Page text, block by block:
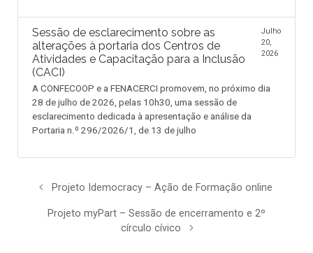
Sessão de esclarecimento sobre as
alterações à portaria dos Centros de
Atividades e Capacitação para a Inclusão
(CACI)
Julho
20,
2026
A CONFECOOP e a FENACERCI promovem, no próximo dia
28 de julho de 2026, pelas 10h30, uma sessão de
esclarecimento dedicada à apresentação e análise da
Portaria n.º 296/2026/1, de 13 de julho
Projeto Idemocracy – Ação de Formação online
Projeto myPart – Sessão de encerramento e 2º
círculo cívico